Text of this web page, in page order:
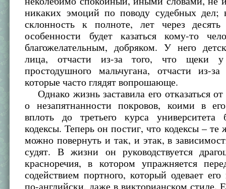
никаких эмоций по поводу судебных дел;
склонность к полноте, лет через
особенности будет казаться кому-то
благожелательным, добряком. У него
лица, отчасти из-за того, что щеки
простодушного мальчугана, отчасти из-
которые часто глядят вопрошающе.
Однако жизнь заставила его отказаться от
о незапятнанности покровов, коими в
вплоть до третьего курса
кодексы. Теперь он постиг, что кодексы –
можно повернуть и так, и этак, в
судят. В жизни он руководствуется
красноречия, в котором упражняется
содействием портного, который одевает его